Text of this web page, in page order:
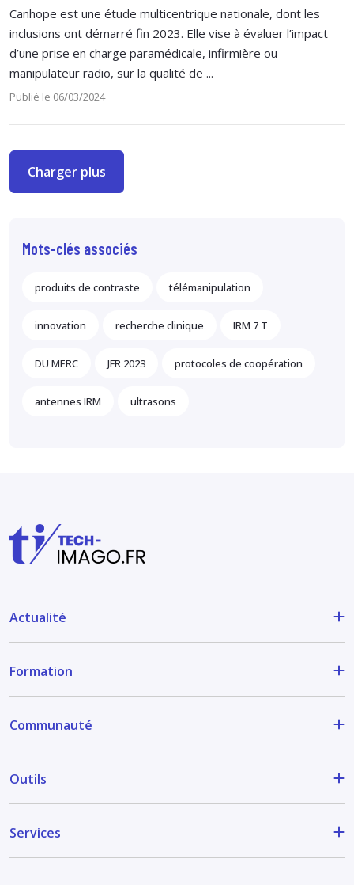
Canhope est une étude multicentrique nationale, dont les
inclusions ont démarré fin 2023. Elle vise à évaluer l’impact
d’une prise en charge paramédicale, infirmière ou
manipulateur radio, sur la qualité de ...
Publié le 06/03/2024
Charger plus
Mots-clés associés
produits de contraste télémanipulation
innovation recherche clinique IRM 7 T
DU MERC JFR 2023 protocoles de coopération
antennes IRM ultrasons
Actualité
Formation
Communauté
Outils
Services